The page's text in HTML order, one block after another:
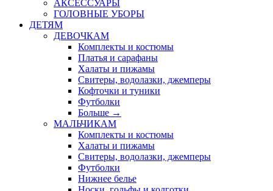
АКСЕССУАРЫ
ГОЛОВНЫЕ УБОРЫ
ДЕТЯМ
ДЕВОЧКАМ
Комплекты и костюмы
Платья и сарафаны
Халаты и пижамы
Свитеры, водолазки, джемперы
Кофточки и туники
Футболки
Больше →
МАЛЬЧИКАМ
Комплекты и костюмы
Халаты и пижамы
Свитеры, водолазки, джемперы
Футболки
Нижнее белье